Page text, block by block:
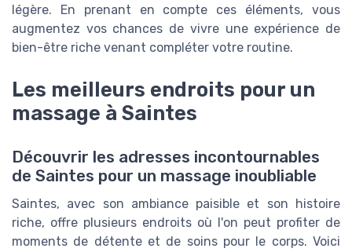
légère. En prenant en compte ces éléments, vous
augmentez vos chances de vivre une expérience de
bien-être riche venant compléter votre routine.
Les meilleurs endroits pour un
massage à Saintes
Découvrir les adresses incontournables
de Saintes pour un massage inoubliable
Saintes, avec son ambiance paisible et son histoire
riche, offre plusieurs endroits où l'on peut profiter de
moments de détente et de soins pour le corps. Voici